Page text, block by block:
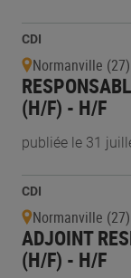
CDI
Normanville (27)
(H/F) - H/F
publiée le 31
CDI
Normanville (27)
ADJOINT
(H/F) - H/F